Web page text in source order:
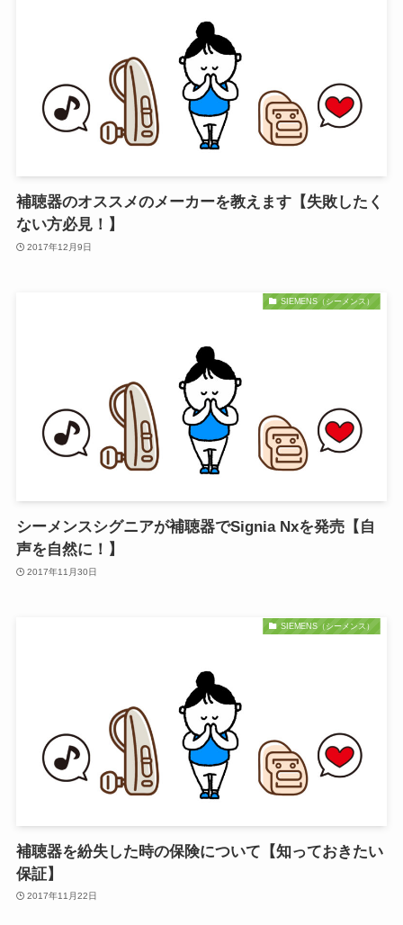
補聴器のオススメのメーカーを教えます【失敗したく
ない方必見！】
2017年12月9日
SIEMENS（シーメンス）
シーメンスシグニアが補聴器でSignia Nxを発売【自
声を自然に！】
2017年11月30日
SIEMENS（シーメンス）
補聴器を紛失した時の保険について【知っておきたい
保証】
2017年11月22日